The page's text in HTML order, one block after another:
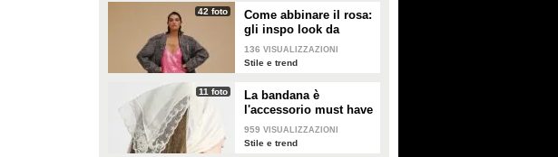
42 foto
Come abbinare il rosa:
gli inspo look da
copiare
136 VISUALIZZAZIONI
Stile e trend
11 foto
La bandana è
l'accessorio must have
dell'estate 2026: i
modelli di tendenza
959 VISUALIZZAZIONI
Stile e trend